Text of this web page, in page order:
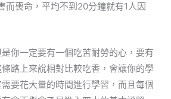
喪命，平均不到20分鐘就有1人因
你一定要有一個吃苦耐勞的心，要有
路上來說相對比較吃香，會讓你的學
要花大量的時間進行學習，而且每個